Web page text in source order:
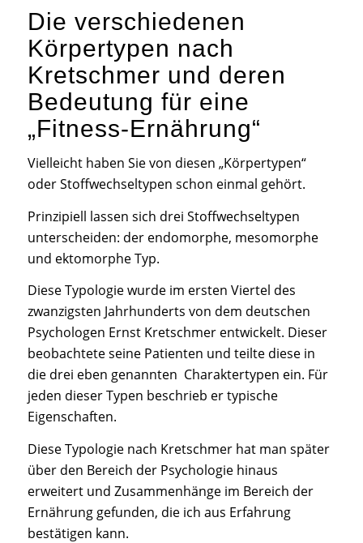
Die verschiedenen
Körpertypen nach
Kretschmer und deren
Bedeutung für eine
„Fitness-Ernährung“
Vielleicht haben Sie von diesen „Körpertypen“
oder Stoffwechseltypen schon einmal gehört.
Prinzipiell lassen sich drei Stoffwechseltypen
unterscheiden: der endomorphe, mesomorphe
und ektomorphe Typ.
Diese Typologie wurde im ersten Viertel des
zwanzigsten Jahrhunderts von dem deutschen
Psychologen Ernst Kretschmer entwickelt. Dieser
beobachtete seine Patienten und teilte diese in
die drei eben genannten Charaktertypen ein. Für
jeden dieser Typen beschrieb er typische
Eigenschaften.
Diese Typologie nach Kretschmer hat man später
über den Bereich der Psychologie hinaus
erweitert und Zusammenhänge im Bereich der
Ernährung gefunden, die ich aus Erfahrung
bestätigen kann.